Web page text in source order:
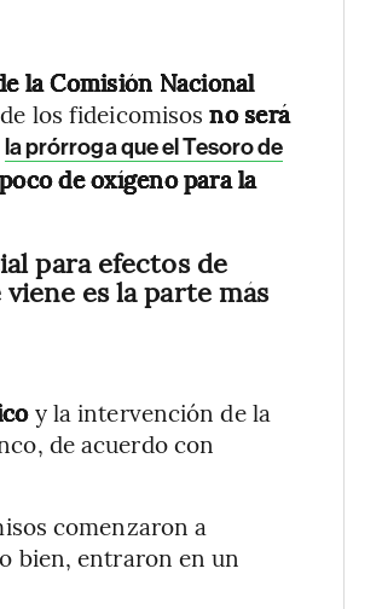
la Comisión Nacional
los fideicomisosno será
la prórroga que el Tesoro de
de oxígeno para la
para efectos de
es la parte más
y la intervención de la
de acuerdo con
comenzaron a
bien, entraron en un